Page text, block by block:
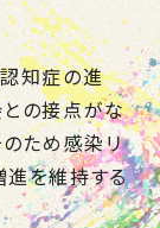
知症の進
との接点がな
のため感染リ
進を維持する